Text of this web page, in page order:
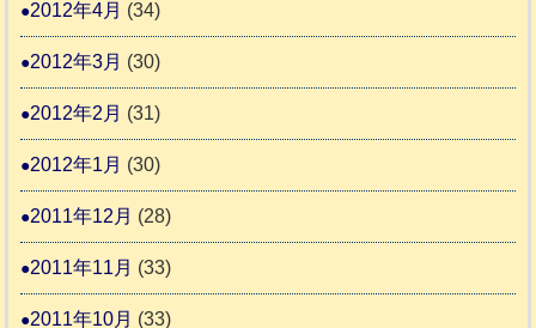
2012年4月 (34)
2012年3月 (30)
2012年2月 (31)
2012年1月 (30)
2011年12月 (28)
2011年11月 (33)
2011年10月 (33)